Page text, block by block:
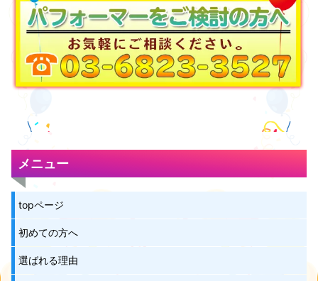
メニュー
topページ
初めての方へ
選ばれる理由